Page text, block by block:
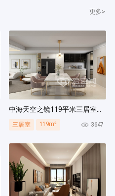
更多>
中海天空之镜119平米三居室北欧风装修案例
三居室 119m² 3647